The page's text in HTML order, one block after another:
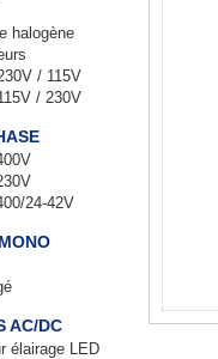
halogène
/ 115V
/ 230V
24-42V
AC/DC
élairage LED